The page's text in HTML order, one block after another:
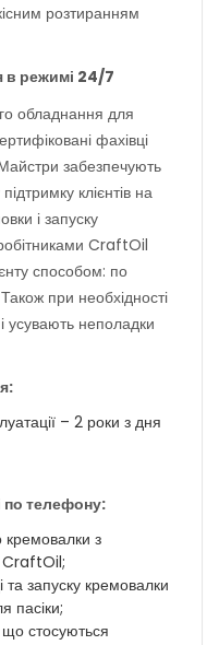
розтиранням
в режимі 24/7
обладнання для
фахівці
забезпечують
клієнтів на
і запуску
CraftOil
способом: по
при необхідності
усувають неполадки
– 2 роки з дня
по телефону:
кремовалки з
CraftOil;
та запуску кремовалки
пасіки;
що стосуються